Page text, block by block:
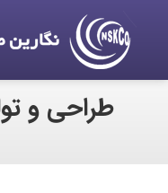
طراحی و